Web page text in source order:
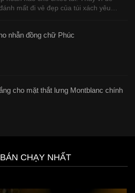
mất đi vẻ đẹp của túi xách yêu…
nhẫn đồng chữ Phúc
cho mặt thắt lưng Montblanc chính
CHẠY NHẤT